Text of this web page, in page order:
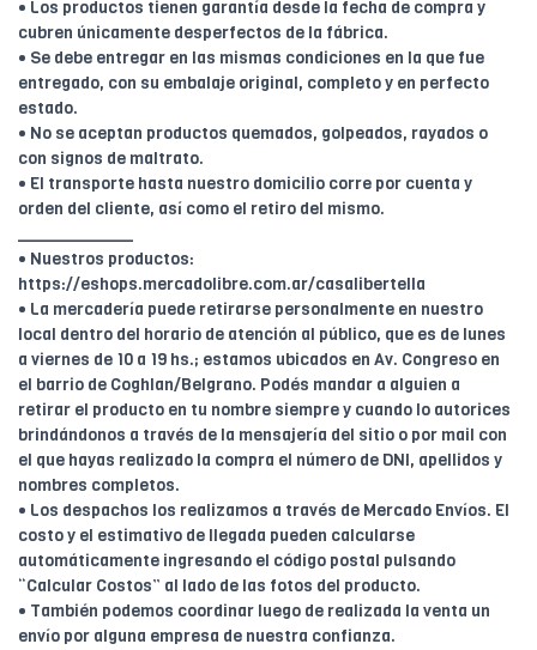
• Los productos tienen garantía desde la fecha de compra y
cubren únicamente desperfectos de la fábrica.
• Se debe entregar en las mismas condiciones en la que fue
entregado, con su embalaje original, completo y en perfecto
estado.
• No se aceptan productos quemados, golpeados, rayados o
con signos de maltrato.
• El transporte hasta nuestro domicilio corre por cuenta y
orden del cliente, así como el retiro del mismo.
____________
• Nuestros productos:
https://eshops.mercadolibre.com.ar/casalibertella
• La mercadería puede retirarse personalmente en nuestro
local dentro del horario de atención al público, que es de lunes
a viernes de 10 a 19 hs.; estamos ubicados en Av. Congreso en
el barrio de Coghlan/Belgrano. Podés mandar a alguien a
retirar el producto en tu nombre siempre y cuando lo autorices
brindándonos a través de la mensajería del sitio o por mail con
el que hayas realizado la compra el número de DNI, apellidos y
nombres completos.
• Los despachos los realizamos a través de Mercado Envíos. El
costo y el estimativo de llegada pueden calcularse
automáticamente ingresando el código postal pulsando
“Calcular Costos” al lado de las fotos del producto.
• También podemos coordinar luego de realizada la venta un
envío por alguna empresa de nuestra confianza.